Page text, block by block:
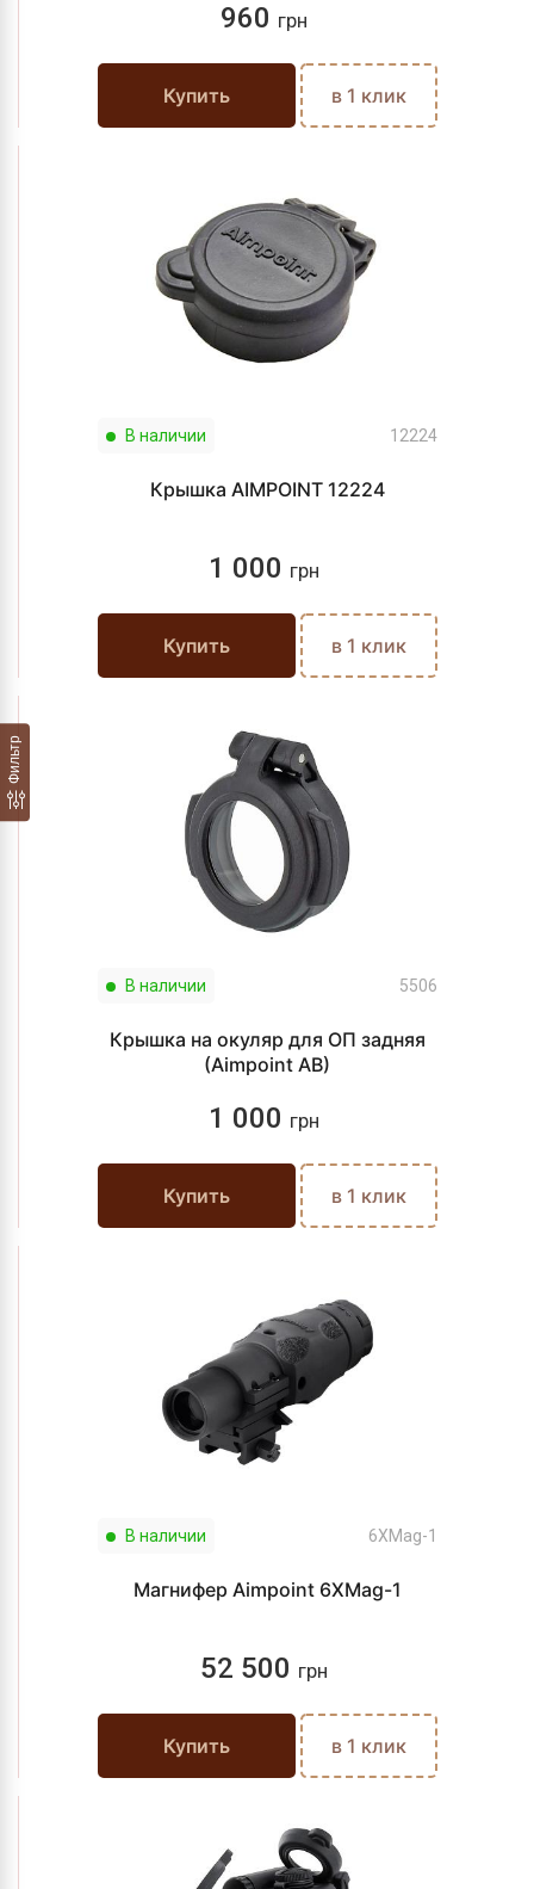
Фильтр
960 грн
Купить в 1 клик
В наличии 12224
Крышка AIMPOINT 12224
1 000 грн
Купить в 1 клик
В наличии 5506
Крышка на окуляр для ОП задняя
(Aimpoint AB)
1 000 грн
Купить в 1 клик
В наличии 6XMag-1
Магнифер Aimpoint 6XMag-1
52 500 грн
Купить в 1 клик